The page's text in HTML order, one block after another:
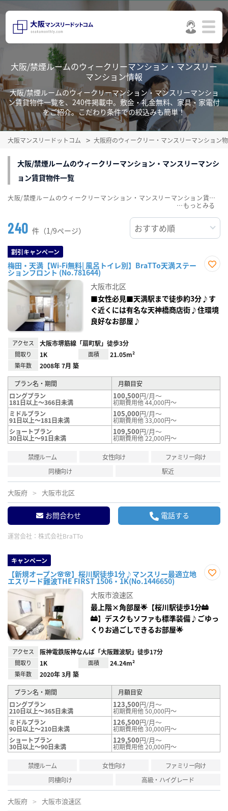
大阪/禁煙ルームのウィークリーマンション・マンスリー
マンション情報
大阪/禁煙ルームのウィークリーマンション・マンスリーマンショ
ン賃貸物件一覧を、240件掲載中。敷金・礼金無料、家具・家電付
をご紹介。こだわり条件での絞込みも簡単！
大阪マンスリードットコム 大阪府のウィークリー・マンスリーマンション
大阪/禁煙ルームのウィークリーマンション・マンスリーマンシ
ョン賃貸物件一覧
240 件（1/9ページ）
割引キャンペーン
梅田・天満【Wi-Fi無料| 風呂トイレ別】BraTTo天満ステー
ションフロント (No.781644)
録
大阪市北区
■女性必見■天満駅まで徒歩約3分♪す
ぐ近くには有名な天神橋商店街♪住環境
良好なお部屋♪
アクセス 大阪市堺筋線「扇町駅」徒歩3分
間取り 1K 面積 21.05m²
築年数 2008年 7月 築
プラン名・期間
月額目安
ロングプラン
181日以上～366日未満
100,500円/月～
初期費用他 44,000円～
ミドルプラン
91日以上～181日未満
105,000円/月～
初期費用他 33,000円～
ショートプラン
30日以上～91日未満
109,500円/月～
初期費用他 22,000円～
禁煙ルーム 女性向け
ファミリー向け
同棲向け
駅近
大阪府 大阪市北区
お問合わせ 電話する
運営会社： 株式会社BraTTo
キャンペーン
【新規オープン🌸🌸】桜川駅徒歩1分♪マンスリー最適立地
エスリード難波THE FIRST 1506・1K(No.1446650)
録
大阪市浪速区
最上階×角部屋🌟【桜川駅徒歩1分🚋
🚋】デスクもソファも標準装備♪ごゆっ
くりお過ごしできるお部屋🌟
アクセス 阪神電鉄阪神なんば「大阪難波駅」徒歩17分
間取り 1K 面積 24.24m²
築年数 2020年 3月 築
プラン名・期間
月額目安
ロングプラン
210日以上～365日未満
123,500円/月～
初期費用他 50,000円～
ミドルプラン
90日以上～210日未満
126,500円/月～
初期費用他 30,000円～
ショートプラン
30日以上～90日未満
129,500円/月～
初期費用他 20,000円～
禁煙ルーム 女性向け
ファミリー向け
同棲向け
高級・ハイグレード
大阪府 大阪市浪速区
大阪/禁煙ルームのウィークリーマンション・マンスリーマンション賃貸物件一覧を、240件掲載中。敷金・礼金無料、家具・家電付をご紹介。こだわり条件での絞込みも簡単！
…